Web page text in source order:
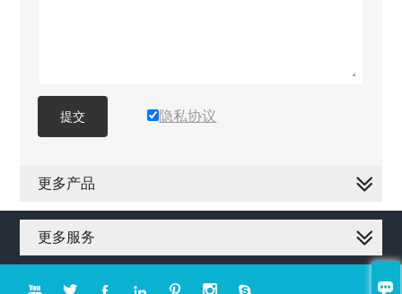

提交 隐私协议
更多产品
更多服务
      